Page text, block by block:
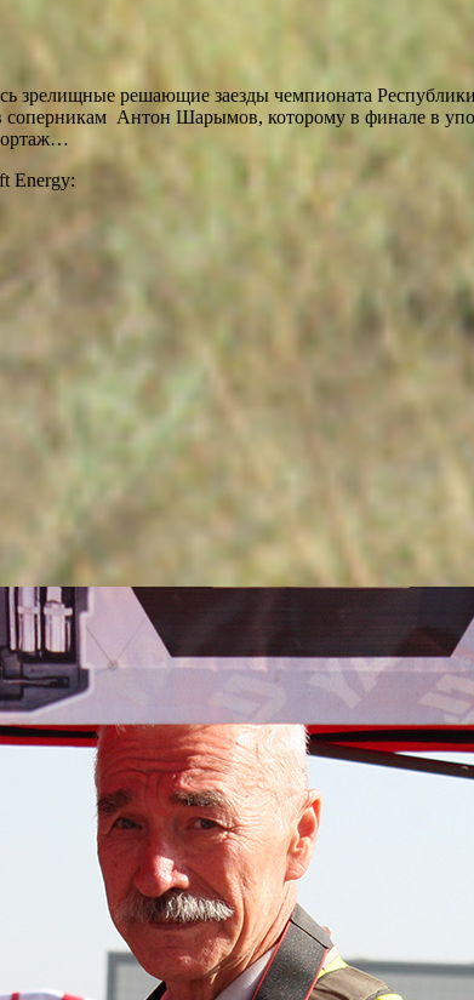
зрелищные решающие заезды чемпионата
Антон Шарымов, которому в финале в
Energy: